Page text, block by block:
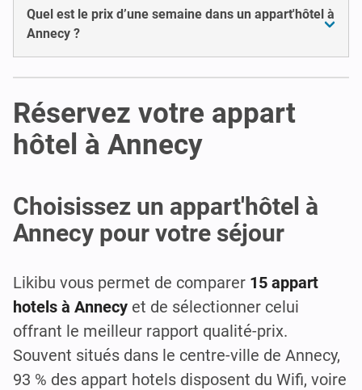
Quel est le prix d’une semaine dans un appart'hôtel à
Annecy ?
Réservez votre appart
hôtel à Annecy
Choisissez un appart'hôtel à
Annecy pour votre séjour
Likibu vous permet de comparer 15 appart
hotels à Annecy et de sélectionner celui
offrant le meilleur rapport qualité-prix.
Souvent situés dans le centre-ville de Annecy,
93 % des appart hotels disposent du Wifi, voire